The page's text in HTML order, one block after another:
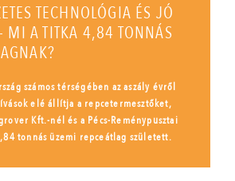
TECHNOLÓGIA ÉS JÓ
MI A TITKA 4,84 TONNÁS
számos térségében az aszály évről
elé állítja a repcetermesztőket,
Kft.-nél és a Pécs-Reménypusztai
tonnás üzemi repceátlag született.